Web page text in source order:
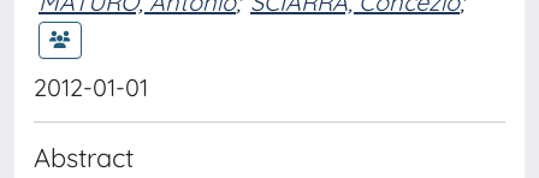
2012-01-01
Abstract